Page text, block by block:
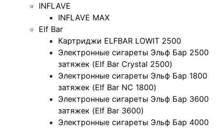
INFLAVE
INFLAVE MAX
Elf Bar
Картриджи ELFBAR LOWIT 2500
Электронные сигареты Эльф Бар 2500
затяжек (Elf Bar Crystal 2500)
Электронные сигареты Эльф Бар 1800
затяжек (Elf Bar NC 1800)
Электронные сигареты Эльф Бар 3600
затяжек (Elf Bar 3600)
Электронные сигареты Эльф Бар 4000